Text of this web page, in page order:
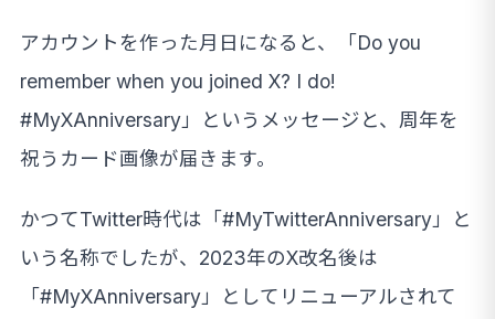
アカウントを作った月日になると、「Do you
remember when you joined X? I do!
#MyXAnniversary」というメッセージと、周年を
祝うカード画像が届きます。
かつてTwitter時代は「#MyTwitterAnniversary」と
いう名称でしたが、2023年のX改名後は
「#MyXAnniversary」としてリニューアルされて